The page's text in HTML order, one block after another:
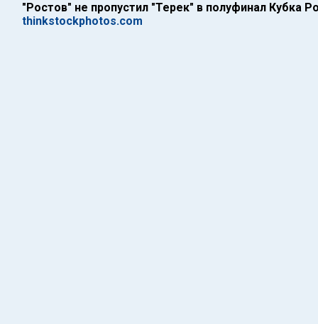
"Ростов" не пропустил "Терек" в полуфинал Кубка
thinkstockphotos.com